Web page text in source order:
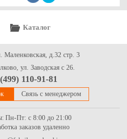
Каталог
Маленковская, д.32 стр. 3
ул. Заводская с 26.
110-91-81
Связь с менеджером
Пн-Пт: с 8:00 до 21:00
заказов удаленно